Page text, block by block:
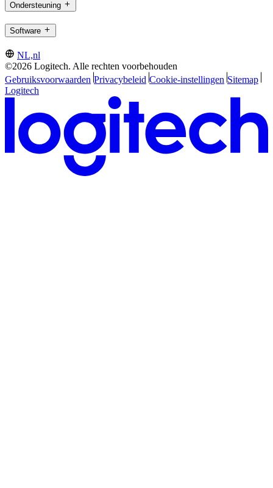
Ondersteuning
Software
NL,nl
©2026 Logitech. Alle rechten voorbehouden
Gebruiksvoorwaarden Privacybeleid Cookie-instellingen Sitemap
Logitech